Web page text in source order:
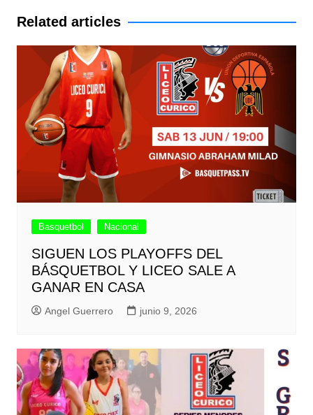
entradas
Related articles
Basquetbol Nacional
SIGUEN LOS PLAYOFFS DEL
BÁSQUETBOL Y LICEO SALE A
GANAR EN CASA
Angel Guerrero junio 9, 2026